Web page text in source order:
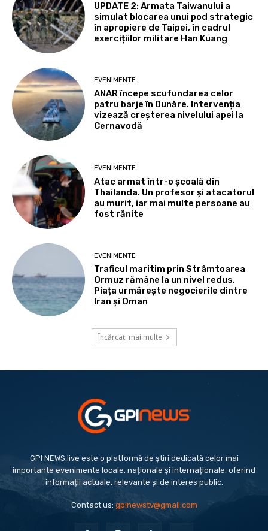
UPDATE 2: Armata Taiwanului a
simulat blocarea unui pod strategic
în apropiere de Taipei, în cadrul
exercițiilor militare Han Kuang
EVENIMENTE
ANAR începe scufundarea celor
patru barje în Dunăre. Intervenția
vizează creșterea nivelului apei la
Cernavodă
EVENIMENTE
Atac armat într-o școală din
Thailanda. Un profesor și atacatorul
au murit, iar mai multe persoane au
fost rănite
EVENIMENTE
Traficul maritim prin Strâmtoarea
Ormuz rămâne la un nivel redus.
Piața urmărește negocierile dintre
Iran și Oman
Încărcați mai multe
GPI NEWS.live este o platformă de știri dedicată celor mai
importante evenimente locale, naționale și internaționale, oferind
informații actuale, relevante și de interes public.
Contact us:gpinewstv@gmail.com